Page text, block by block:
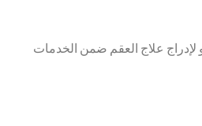
لإدراج علاج العقم ضمن الخدمات